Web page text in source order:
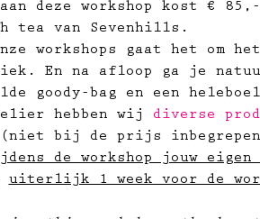
aan deze workshop kost €
tea van Sevenhills.
workshops gaat het om
En na afloop ga je
goody-bag en een
hebben wij diverse
(niet bij de prijs
de workshop jouw
uiterlijk 1 week voor de